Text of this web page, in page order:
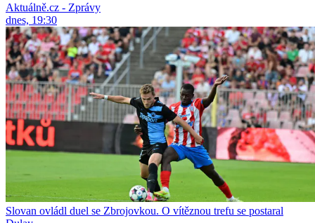
Aktuálně.cz - Zprávy
dnes, 19:30
Slovan ovládl duel se Zbrojovkou. O vítěznou trefu se postaral